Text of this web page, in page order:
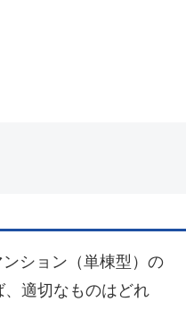
ション（単棟型）の
適切なものはどれ